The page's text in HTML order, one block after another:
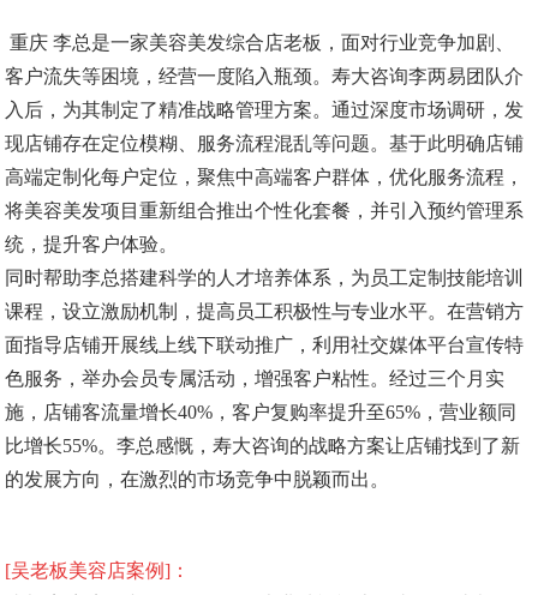
重庆 李总是一家美容美发综合店老板，面对行业竞争加剧、
客户流失等困境，经营一度陷入瓶颈。寿大咨询李两易团队介
入后，为其制定了精准战略管理方案。通过深度市场调研，发
现店铺存在定位模糊、服务流程混乱等问题。基于此明确店铺
高端定制化每户定位，聚焦中高端客户群体，优化服务流程，
将美容美发项目重新组合推出个性化套餐，并引入预约管理系
统，提升客户体验。
同时帮助李总搭建科学的人才培养体系，为员工定制技能培训
课程，设立激励机制，提高员工积极性与专业水平。在营销方
面指导店铺开展线上线下联动推广，利用社交媒体平台宣传特
色服务，举办会员专属活动，增强客户粘性。经过三个月实
施，店铺客流量增长40%，客户复购率提升至65%，营业额同
比增长55%。李总感慨，寿大咨询的战略方案让店铺找到了新
的发展方向，在激烈的市场竞争中脱颖而出。
[吴老板美容店案例]：